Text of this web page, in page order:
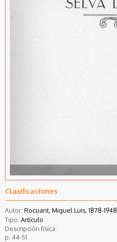
Clasificaciones
Autor: Rocuant, Miguel Luis, 1878-1948
Tipo: Artículo
Descripción física:
p. 44-51